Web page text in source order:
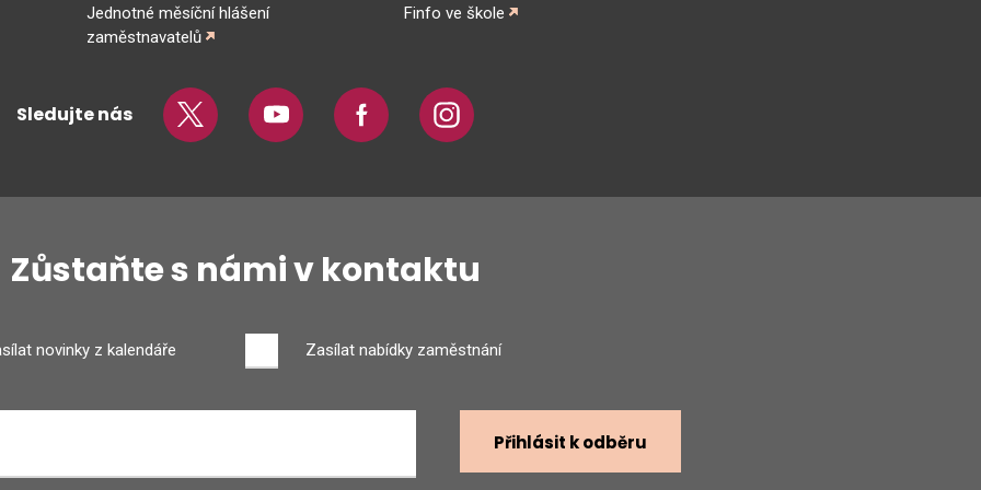
Jednotné měsíční hlášení
zaměstnavatelů
Finfo ve škole
Sledujte nás Twitter Youtube Facebook Instagram
Zůstaňte s námi v kontaktu
novinky z kalendáře Zasílat nabídky zaměstnání
Přihlásit k odběru